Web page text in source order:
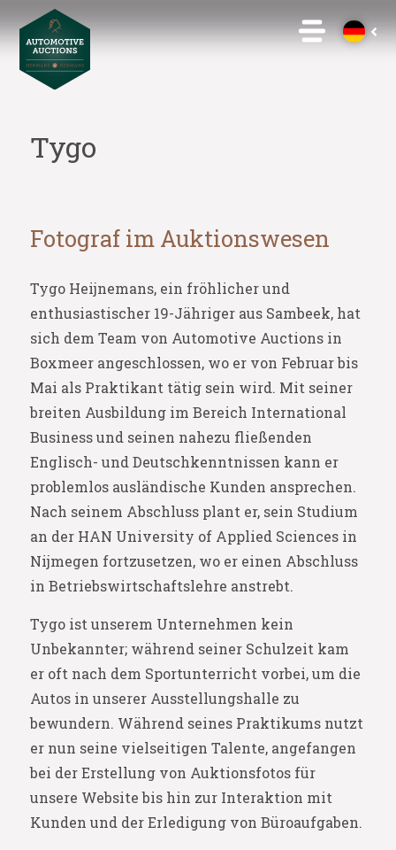
Tygo
Fotograf im Auktionswesen
Tygo Heijnemans, ein fröhlicher und
enthusiastischer 19-Jähriger aus Sambeek, hat
sich dem Team von Automotive Auctions in
Boxmeer angeschlossen, wo er von Februar bis
Mai als Praktikant tätig sein wird. Mit seiner
breiten Ausbildung im Bereich International
Business und seinen nahezu fließenden
Englisch- und Deutschkenntnissen kann er
problemlos ausländische Kunden ansprechen.
Nach seinem Abschluss plant er, sein Studium
an der HAN University of Applied Sciences in
Nijmegen fortzusetzen, wo er einen Abschluss
in Betriebswirtschaftslehre anstrebt.
Tygo ist unserem Unternehmen kein
Unbekannter; während seiner Schulzeit kam
er oft nach dem Sportunterricht vorbei, um die
Autos in unserer Ausstellungshalle zu
bewundern. Während seines Praktikums nutzt
er nun seine vielseitigen Talente, angefangen
bei der Erstellung von Auktionsfotos für
unsere Website bis hin zur Interaktion mit
Kunden und der Erledigung von Büroaufgaben.